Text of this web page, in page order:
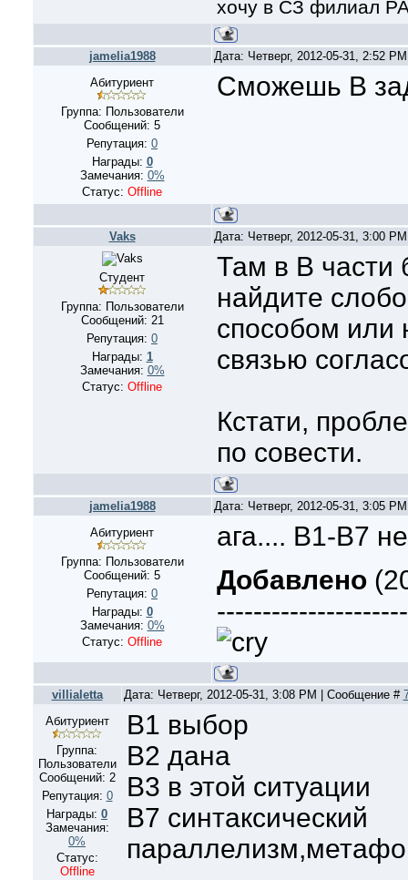
хочу в СЗ филиал
jamelia1988
Дата: Четверг, 2012-05-31, 2:52
Абитуриент
Группа: Пользователи
Сообщений: 5
Репутация: 0
Награды: 0
Замечания: 0%
Статус: Offline
Сможешь В
Vaks Дата: Четверг, 2012-05-31, 3:00
Студент
Группа: Пользователи
Сообщений: 21
Репутация: 0
Награды: 1
Замечания: 0%
Статус: Offline
Там в В части
найдите
способом или
связью
Кстати,
по совести.
jamelia1988
Дата: Четверг, 2012-05-31, 3:05
Абитуриент
Группа: Пользователи
Сообщений: 5
Репутация: 0
Награды: 0
Замечания: 0%
Статус: Offline
ага.... B1-B7
Добавлено
villialetta Дата: Четверг, 2012-05-31, 3:08 PM | Сообщение #
Абитуриент
Группа:
Пользователи
Сообщений: 2
Репутация: 0
Награды: 0
Замечания:
0%
Статус:
Offline
В1 выбор
В2 дана
В3 в этой ситуации
B7 синтаксический